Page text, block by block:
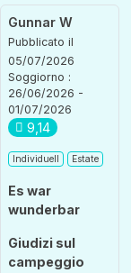
Gunnar W
Pubblicato il
05/07/2026
Soggiorno :
26/06/2026 -
01/07/2026
9,14
Individuell Estate
Es war
wunderbar
Giudizi sul
campeggio